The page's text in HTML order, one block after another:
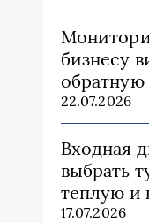
бизнесу
обратную
22.07.2026
Входная
выбрать
теплую и
17.07.2026